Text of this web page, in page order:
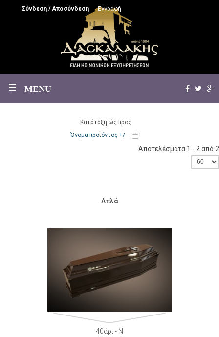
Σύνδεση / Αποσύνδεση Εγγραφή
MENU
Κατάταξη ώς προς
Όνομα προϊόντος +/-
Αποτελέσματα 1 - 2 από 2
Απλά
40άρι - Ν